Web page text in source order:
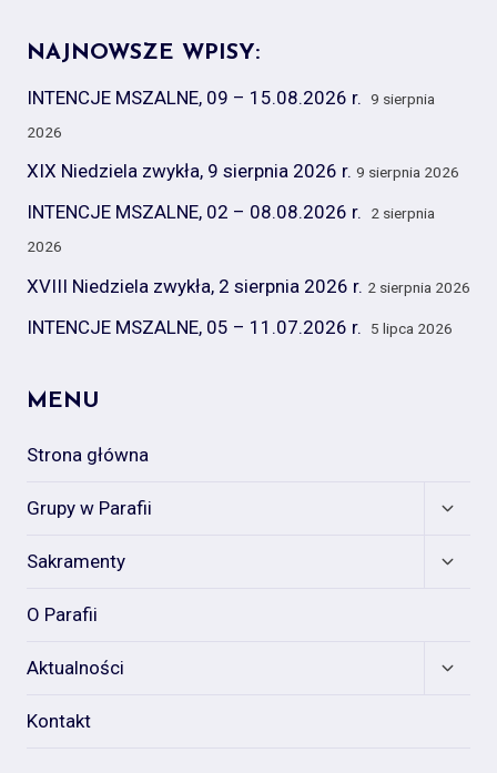
NAJNOWSZE WPISY:
INTENCJE MSZALNE, 09 – 15.08.2026 r.
9 sierpnia
2026
XIX Niedziela zwykła, 9 sierpnia 2026 r. 9 sierpnia 2026
INTENCJE MSZALNE, 02 – 08.08.2026 r.
2 sierpnia
2026
XVIII Niedziela zwykła, 2 sierpnia 2026 r. 2 sierpnia 2026
INTENCJE MSZALNE, 05 – 11.07.2026 r. 5 lipca 2026
MENU
Strona główna
Grupy w Parafii
Expand
Sakramenty
Expand
O Parafii
Aktualności
Expand
Kontakt